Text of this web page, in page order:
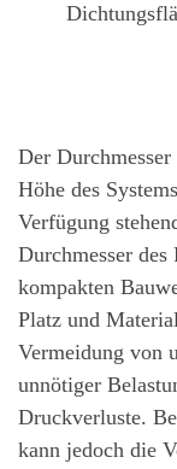
Der
Höhe des
Verfügung
Durchmesser
kompakten
Platz und
Vermeidung von
unnötiger
Druckverluste.
kann jedoch die